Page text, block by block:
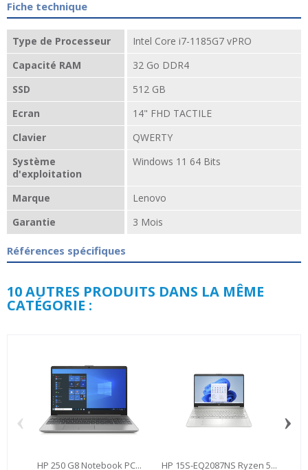
Fiche technique
Type de Processeur
Intel Core i7-1185G7 vPRO
Capacité RAM
32 Go DDR4
SSD
512 GB
Ecran
14" FHD TACTILE
Clavier
QWERTY
Système
d'exploitation
Windows 11 64 Bits
Marque
Lenovo
Garantie
3 Mois
Références spécifiques
10 AUTRES PRODUITS DANS LA MÊME
CATÉGORIE :
HP 250 G8 Notebook PC... HP 15S-EQ2087NS Ryzen 5...
‹ ›